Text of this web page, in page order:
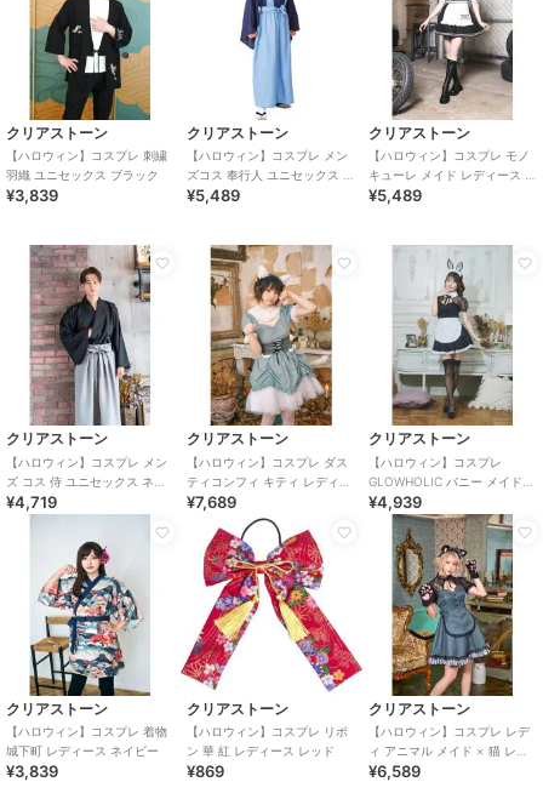
クリアストーン
【ハロウィン】コスプレ 刺繍
羽織 ユニセックス ブラック
¥3,839
クリアストーン
【ハロウィン】コスプレ メン
ズコス 奉行人 ユニセックス ブ
ルー
¥5,489
クリアストーン
【ハロウィン】コスプレ モノ
キューレ メイド レディース ブ
ラック
¥5,489
クリアストーン
【ハロウィン】コスプレ メン
ズ コス 侍 ユニセックス ネイ
ビー
¥4,719
クリアストーン
【ハロウィン】コスプレ ダス
ティコンフィ キティ レディー
ス サックスブルー
¥7,689
クリアストーン
【ハロウィン】コスプレ
GLOWHOLIC バニー メイド
レディース ブラック
¥4,939
クリアストーン
【ハロウィン】コスプレ 着物
城下町 レディース ネイビー
¥3,839
クリアストーン
【ハロウィン】コスプレ リボ
ン 華 紅 レディース レッド
¥869
クリアストーン
【ハロウィン】コスプレ レデ
ィ アニマル メイド × 猫 レデ
ィース グレー
¥6,589